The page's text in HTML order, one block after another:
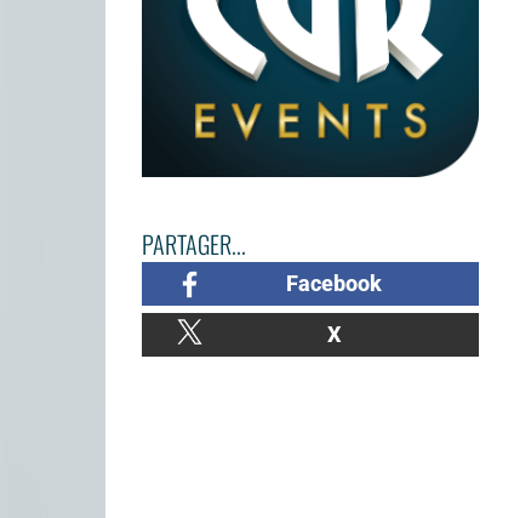
PARTAGER...
Facebook
X